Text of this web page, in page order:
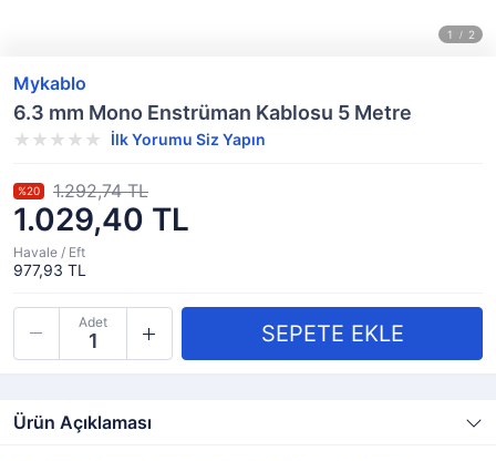
Mykablo
6.3 mm Mono Enstrüman Kablosu 5 Metre
İlk Yorumu Siz Yapın
1.029,40 TL
%20 1.292,74 TL
Havale / Eft
977,93 TL
Adet
Ürün Açıklaması